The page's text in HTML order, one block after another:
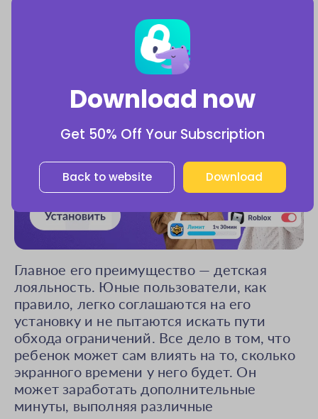
Download now
Get 50% Off Your Subscription
Download
Back to website
Kids360как одно из лучших
Главное его преимущество — детская
лояльность. Юные пользователи, как
правило, легко соглашаются на его
установку и не пытаются искать пути
обхода ограничений. Все дело в том, что
ребенок может сам влиять на то, сколько
экранного времени у него будет. Он
может заработать дополнительные
минуты, выполняя различные